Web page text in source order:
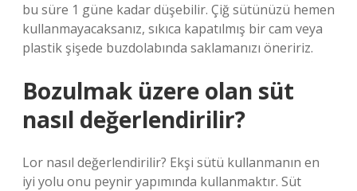
bu süre 1 güne kadar düşebilir. Çiğ sütünüzü hemen
kullanmayacaksanız, sıkıca kapatılmış bir cam veya
plastik şişede buzdolabında saklamanızı öneririz.
Bozulmak üzere olan süt
nasıl değerlendirilir?
Lor nasıl değerlendirilir? Ekşi sütü kullanmanın en
iyi yolu onu peynir yapımında kullanmaktır. Süt